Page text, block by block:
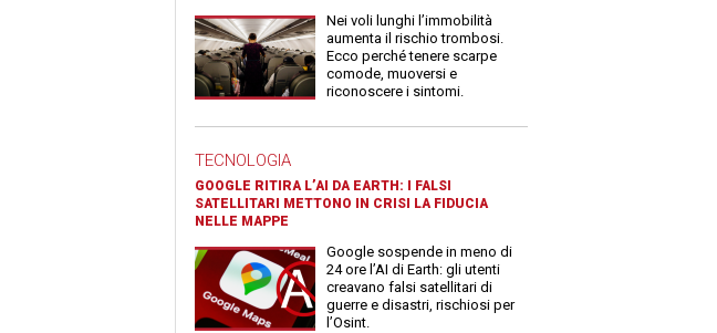
Nei voli lunghi l’immobilità
aumenta il rischio trombosi.
Ecco perché tenere scarpe
comode, muoversi e
riconoscere i sintomi.
TECNOLOGIA
GOOGLE RITIRA L’AI DA EARTH: I FALSI
SATELLITARI METTONO IN CRISI LA FIDUCIA
NELLE MAPPE
Google sospende in meno di
24 ore l’AI di Earth: gli utenti
creavano falsi satellitari di
guerre e disastri, rischiosi per
l’Osint.